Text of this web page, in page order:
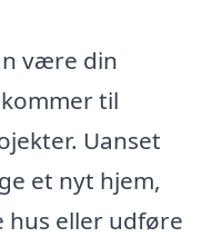
være din
til
Uanset
et nyt hjem,
hus eller udføre